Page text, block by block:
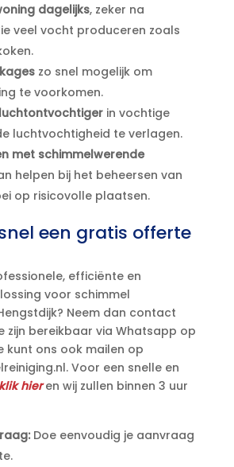
dagelijks, zeker na
veel vocht produceren zoals
zo snel mogelijk om
te voorkomen.​
in vochtige
luchtvochtigheid te verlagen.​
met schimmelwerende
helpen bij het beheersen van
op risicovolle plaatsen.​
een gratis offerte
efficiënte en
voor schimmel
Neem dan contact
zijn bereikbaar via Whatsapp op
kunt ons ook mailen op
Voor een snelle en
klik hieren wij zullen binnen 3 uur
Doe eenvoudig je aanvraag